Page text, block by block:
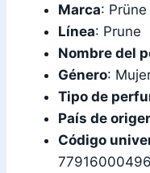
Marca: Prüne
Línea: Prune
Nombre del
Género:
Tipo de
País de
Código